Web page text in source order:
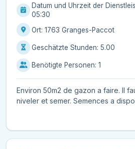
Wohlbefinden
Datum und Uhrzeit der
05:30
Ort: 1763 Granges-Paccot
Geschätzte Stunden: 5.00
Benötigte Personen: 1
Environ 50m2 de gazon a faire. Il
niveler et semer. Semences a